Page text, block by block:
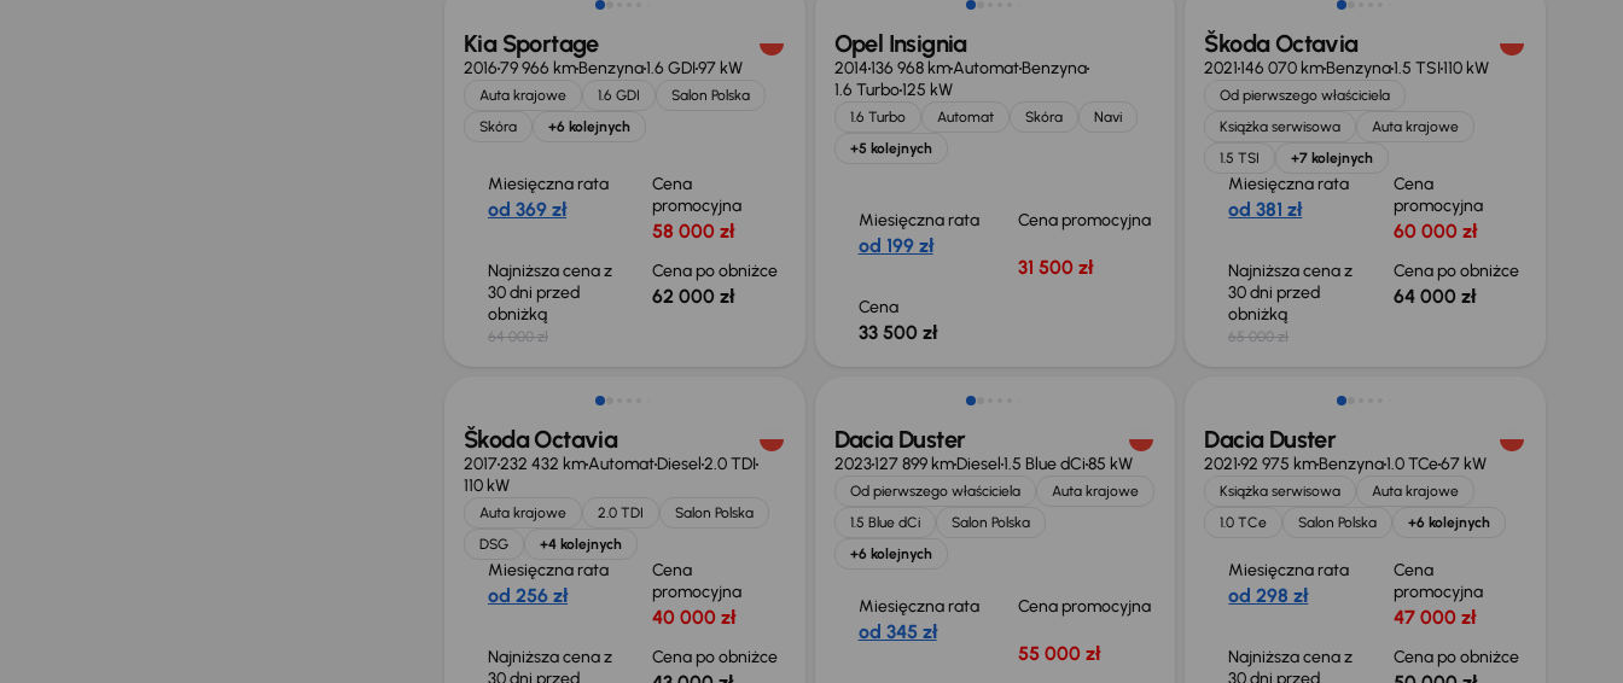
Kia Sportage
201679 966 kmBenzyna1.6 GDI97 kW
Auta krajowe 1.6 GDI
Salon Polska
Skóra
+6 kolejnych
Miesięczna rata
od 369 zł
Cena
promocyjna
58 000 zł
Najniższa cena z
30 dni przed
obniżką
64 000 zł
Cena po obniżce
62 000 zł
Opel Insignia
2014136 968 kmAutomatBenzyna
1.6 Turbo125 kW
1.6 Turbo Automat Skóra
Navi
+5 kolejnych
Miesięczna rata
od 199 zł
Cena promocyjna
31 500 zł
Cena
33 500 zł
Škoda Octavia
2021146 070 kmBenzyna1.5 TSI110 kW
Od pierwszego właściciela
Książka serwisowa
Auta krajowe
1.5 TSI
+7 kolejnych
Miesięczna rata
od 381 zł
Cena
promocyjna
60 000 zł
Najniższa cena z
30 dni przed
obniżką
65 000 zł
Cena po obniżce
64 000 zł
Taniej o 1 500 zł
Škoda Octavia
2017232 432 kmAutomatDiesel2.0 TDI
110 kW
Auta krajowe 2.0 TDI
Salon Polska
DSG
+4 kolejnych
Miesięczna rata
od 256 zł
Cena
promocyjna
40 000 zł
Najniższa cena z
30 dni przed
Cena po obniżce
Możliwość odliczenia VAT
Dacia Duster
2023127 899 kmDiesel1.5 Blue dCi85 kW
Od pierwszego właściciela
Auta krajowe
1.5 Blue dCi
Salon Polska
+6 kolejnych
Miesięczna rata
od 345 zł
Cena promocyjna
55 000 zł
Taniej o 700 zł
Dacia Duster
202192 975 kmBenzyna1.0 TCe67 kW
Książka serwisowa
Auta krajowe
1.0 TCe
Salon Polska +6 kolejnych
Miesięczna rata
od 298 zł
Cena
promocyjna
47 000 zł
Najniższa cena z
30 dni przed
Cena po obniżce